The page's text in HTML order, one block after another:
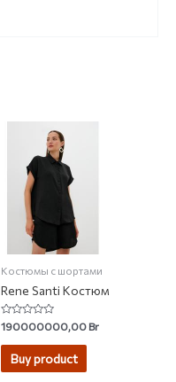
Костюмы с шортами
Rene Santi Костюм
Rated
0
out
190000000,00Br
Buy product